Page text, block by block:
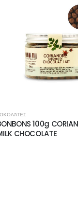
ΣΟΚΟΛΆΤΕΣ
CHOCO 100g DARK
CRANBERRIES